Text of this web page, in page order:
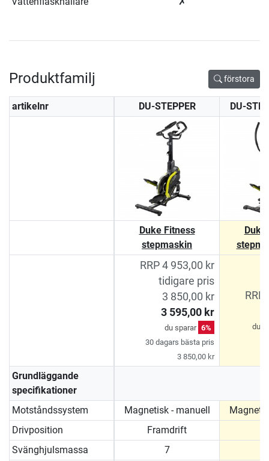
Produktfamilj förstora
artikelnr DU-STEPPER DU-
Duke Fitness
stepmaskin
RRP 4 953,00 kr
tidigare pris
3 850,00 kr
3 595,00 kr
du sparar 6%
30 dagars bästa pris
3 850,00 kr
du
Grundläggande
specifikationer
Motståndssystem
Magnetisk - manuell
Drivposition
Framdrift
Svänghjulsmassa
7